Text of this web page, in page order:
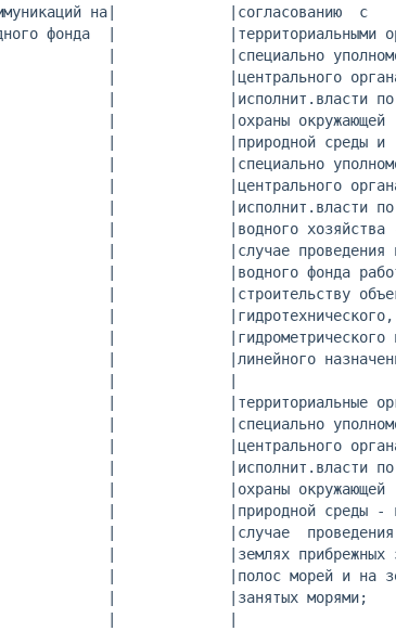
на|             |согласованию
фонда  |             |территориальными
|             |специально
|             |центрального
|             |исполнит.власти по
|             |охраны
|             |природной среды
|             |специально
|             |центрального
|             |исполнит.власти по
|             |водного хозяйства
|             |случае проведения на
|             |водного фонда
|             |строительству
|
|
|             |линейного
|             |территориальные
|             |специально
|             |центрального
|             |исполнит.власти по
|             |охраны
|             |природной среды -
|             |случае  проведения
|             |землях прибрежных
|             |полос морей и на
|             |занятых морями;